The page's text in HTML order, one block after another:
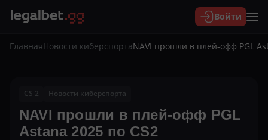
Войти
ГлавнаяНовости киберспортаNAVI прошли в плей-офф PGL
CS 2 Новости киберспорта
NAVI прошли в плей-офф PGL
Astana 2025 по CS2